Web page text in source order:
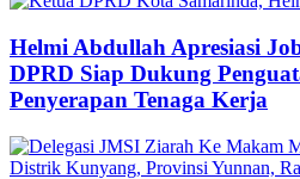
Helmi Abdullah Apresiasi
DPRD Siap Dukung
Penyerapan Tenaga Kerja